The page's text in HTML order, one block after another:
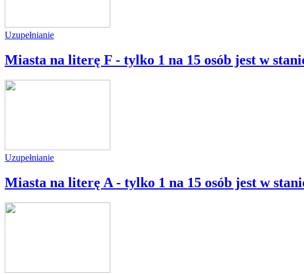
Uzupełnianie
Miasta na literę F - tylko 1 na 15 osób jest w
Uzupełnianie
Miasta na literę A - tylko 1 na 15 osób jest w